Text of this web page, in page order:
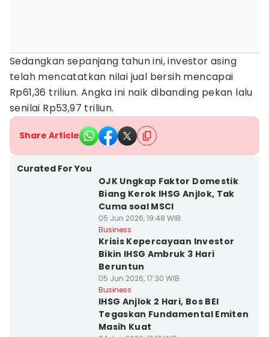
Sedangkan sepanjang tahun ini, investor asing
telah mencatatkan nilai jual bersih mencapai
Rp61,36 triliun. Angka ini naik dibanding pekan lalu
senilai Rp53,97 triliun.
Share Article
Curated For You
OJK Ungkap Faktor Domestik
Biang Kerok IHSG Anjlok, Tak
Cuma soal MSCI
05 Jun 2026, 19:48 WIB
Business
Krisis Kepercayaan Investor
Bikin IHSG Ambruk 3 Hari
Beruntun
05 Jun 2026, 17:30 WIB
Business
IHSG Anjlok 2 Hari, Bos BEI
Tegaskan Fundamental Emiten
Masih Kuat